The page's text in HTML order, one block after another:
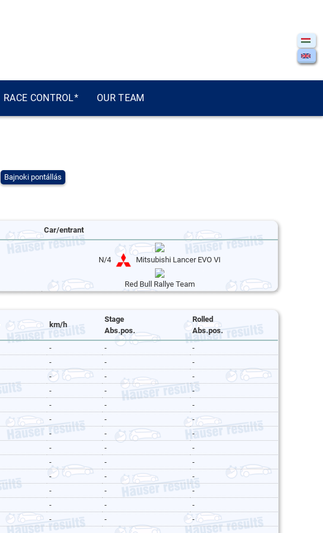
RACE CONTROL* OUR TEAM
Bajnoki pontállás
Car/entrant
N/4 Mitsubishi Lancer EVO VI
Red Bull Rallye Team
km/h
Stage
Abs.pos.
Rolled
Abs.pos.
- -
-
- -
-
- -
-
- -
-
- -
-
- -
-
- -
-
- -
-
- -
-
- -
-
- -
-
- -
-
- -
-